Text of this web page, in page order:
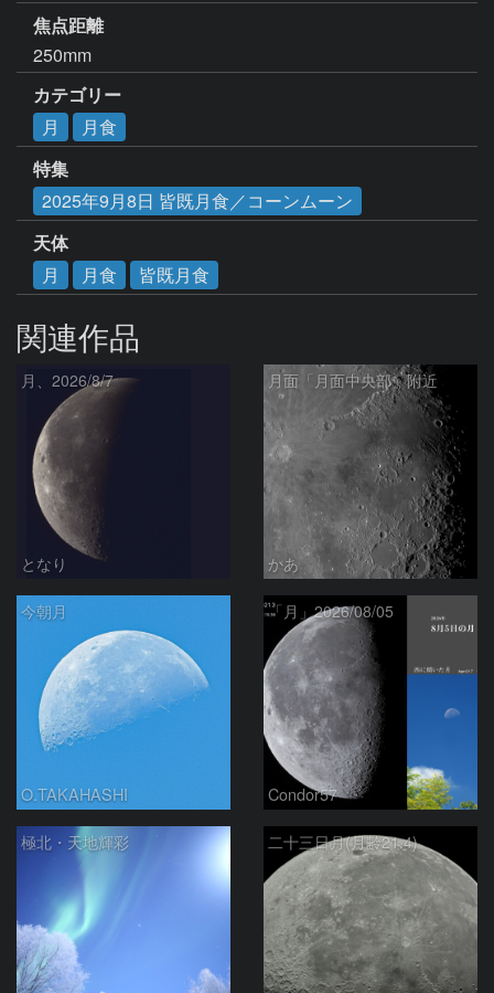
焦点距離
250mm
カテゴリー
月
月食
特集
2025年9月8日 皆既月食／コーンムーン
天体
月
月食 皆既月食
関連作品
月、2026/8/7
となり
月面「月面中央部」附近
かあ
今朝月
O.TAKAHASHI
「月」2026/08/05
Condor57
極北・天地輝彩 二十三日月(月齢21.4)